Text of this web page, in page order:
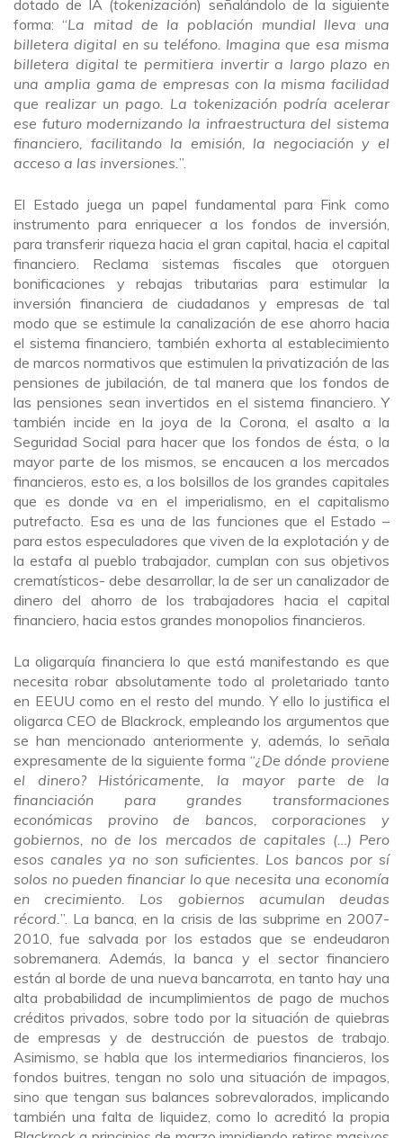
dotado de IA (tokenización) señalándolo de la siguiente
forma: “La mitad de la población mundial lleva una
billetera digital en su teléfono. Imagina que esa misma
billetera digital te permitiera invertir a largo plazo en
una amplia gama de empresas con la misma facilidad
que realizar un pago. La tokenización podría acelerar
ese futuro modernizando la infraestructura del sistema
financiero, facilitando la emisión, la negociación y el
acceso a las inversiones.”.
El Estado juega un papel fundamental para Fink como
instrumento para enriquecer a los fondos de inversión,
para transferir riqueza hacia el gran capital, hacia el capital
financiero. Reclama sistemas fiscales que otorguen
bonificaciones y rebajas tributarias para estimular la
inversión financiera de ciudadanos y empresas de tal
modo que se estimule la canalización de ese ahorro hacia
el sistema financiero, también exhorta al establecimiento
de marcos normativos que estimulen la privatización de las
pensiones de jubilación, de tal manera que los fondos de
las pensiones sean invertidos en el sistema financiero. Y
también incide en la joya de la Corona, el asalto a la
Seguridad Social para hacer que los fondos de ésta, o la
mayor parte de los mismos, se encaucen a los mercados
financieros, esto es, a los bolsillos de los grandes capitales
que es donde va en el imperialismo, en el capitalismo
putrefacto. Esa es una de las funciones que el Estado –
para estos especuladores que viven de la explotación y de
la estafa al pueblo trabajador, cumplan con sus objetivos
crematísticos- debe desarrollar, la de ser un canalizador de
dinero del ahorro de los trabajadores hacia el capital
financiero, hacia estos grandes monopolios financieros.
La oligarquía financiera lo que está manifestando es que
necesita robar absolutamente todo al proletariado tanto
en EEUU como en el resto del mundo. Y ello lo justifica el
oligarca CEO de Blackrock, empleando los argumentos que
se han mencionado anteriormente y, además, lo señala
expresamente de la siguiente forma “¿De dónde proviene
el dinero? Históricamente, la mayor parte de la
financiación para grandes transformaciones
económicas provino de bancos, corporaciones y
gobiernos, no de los mercados de capitales (…) Pero
esos canales ya no son suficientes. Los bancos por sí
solos no pueden financiar lo que necesita una economía
en crecimiento. Los gobiernos acumulan deudas
récord.”. La banca, en la crisis de las subprime en 2007-
2010, fue salvada por los estados que se endeudaron
sobremanera. Además, la banca y el sector financiero
están al borde de una nueva bancarrota, en tanto hay una
alta probabilidad de incumplimientos de pago de muchos
créditos privados, sobre todo por la situación de quiebras
de empresas y de destrucción de puestos de trabajo.
Asimismo, se habla que los intermediarios financieros, los
fondos buitres, tengan no solo una situación de impagos,
sino que tengan sus balances sobrevalorados, implicando
también una falta de liquidez, como lo acreditó la propia